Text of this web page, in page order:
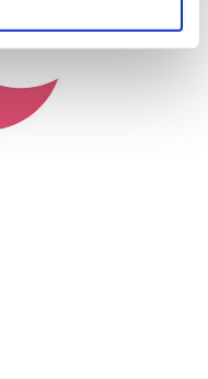
cookie analitici non
terza parte, per
di inviare
accettare i cookie
tutti». Per